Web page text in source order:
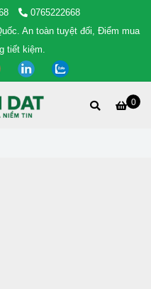
0765222668
An toàn tuyệt đối, Điểm mua
tiết kiệm.
0